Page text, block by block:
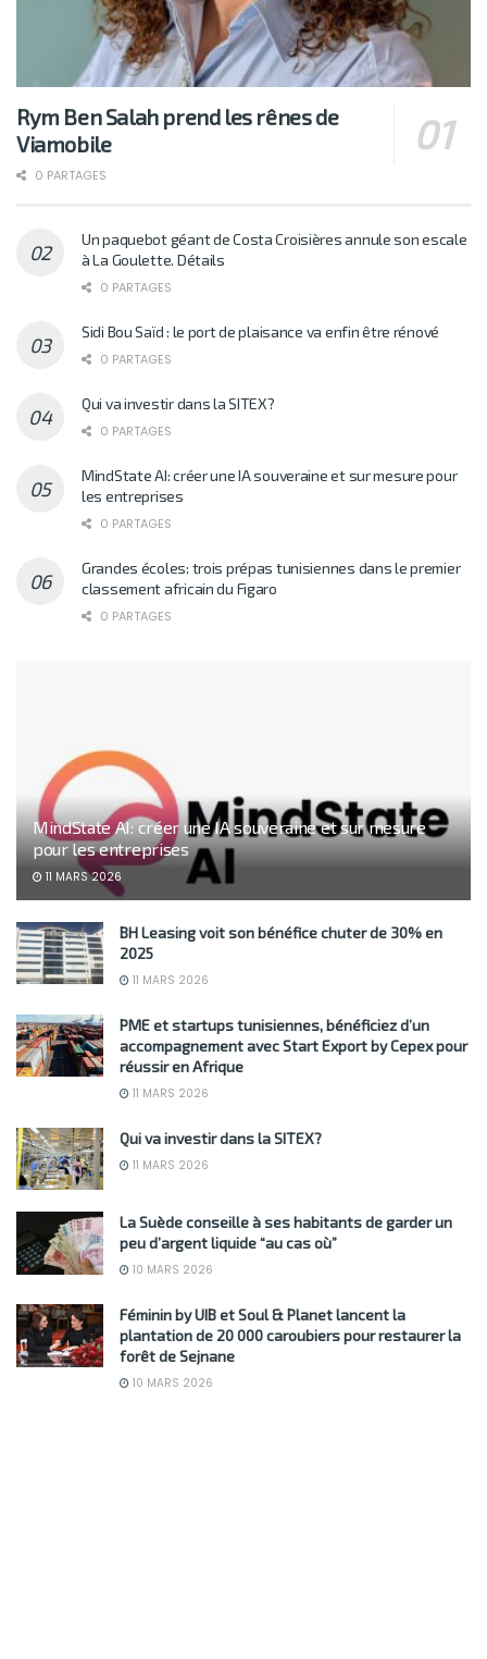
Rym Ben Salah prend les rênes de
Viamobile
0 PARTAGES
Un paquebot géant de Costa Croisières annule son escale
à La Goulette. Détails
0 PARTAGES
Sidi Bou Saïd : le port de plaisance va enfin être rénové
0 PARTAGES
Qui va investir dans la SITEX?
0 PARTAGES
MindState AI: créer une IA souveraine et sur mesure pour
les entreprises
0 PARTAGES
Grandes écoles: trois prépas tunisiennes dans le premier
classement africain du Figaro
0 PARTAGES
MindState AI: créer une IA souveraine et sur mesure
pour les entreprises
11 MARS 2026
BH Leasing voit son bénéfice chuter de 30% en
2025
11 MARS 2026
PME et startups tunisiennes, bénéficiez d’un
accompagnement avec Start Export by Cepex pour
réussir en Afrique
11 MARS 2026
Qui va investir dans la SITEX?
11 MARS 2026
La Suède conseille à ses habitants de garder un
peu d’argent liquide “au cas où”
10 MARS 2026
Féminin by UIB et Soul & Planet lancent la
plantation de 20 000 caroubiers pour restaurer la
forêt de Sejnane
10 MARS 2026